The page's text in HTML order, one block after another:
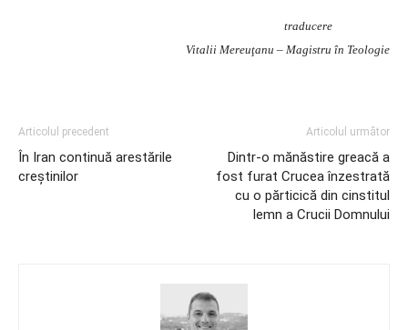
traducere
Vitalii Mereuţanu – Magistru în Teologie
Articolul precedent
În Iran continuă arestările
creștinilor
Articolul următor
Dintr-o mănăstire greacă a
fost furat Crucea înzestrată
cu o părticică din cinstitul
lemn a Crucii Domnului